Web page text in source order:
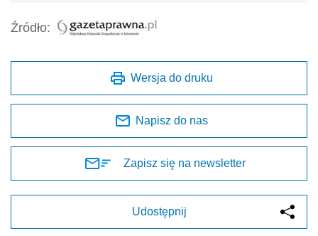
Źródło:
Wersja do druku
Napisz do nas
Zapisz się na newsletter
Udostępnij